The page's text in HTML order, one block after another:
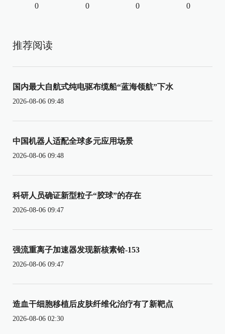
0 0 0 0
推荐阅读
国内最大自航式纯电驱布缆船“蓝海领航”下水
2026-08-06 09:48
中国机器人适配全球多元应用场景
2026-08-06 09:48
科研人员确证新型粒子“胶球”的存在
2026-08-06 09:47
强流重离子加速器发现新核素铪-153
2026-08-06 09:47
造血干细胞移植后皮肤纤维化治疗有了新靶点
2026-08-06 02:30